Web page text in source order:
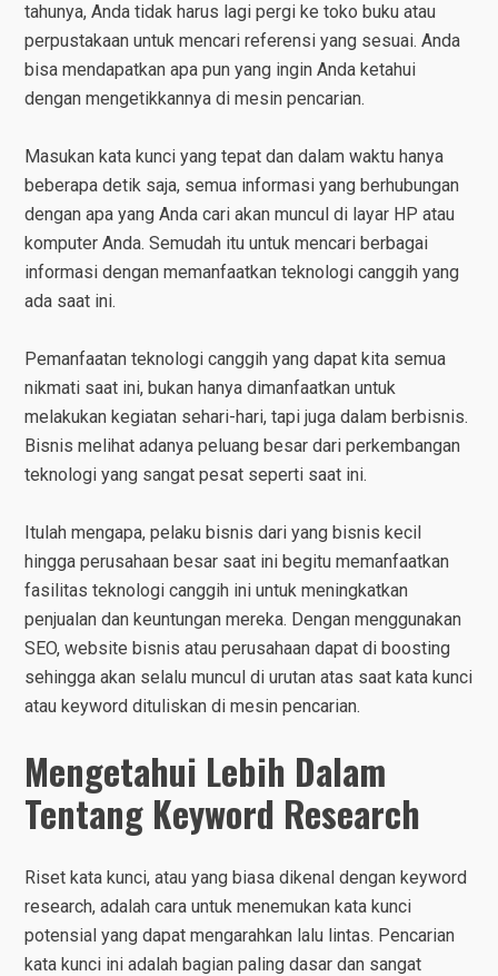
tahunya, Anda tidak harus lagi pergi ke toko buku atau
perpustakaan untuk mencari referensi yang sesuai. Anda
bisa mendapatkan apa pun yang ingin Anda ketahui
dengan mengetikkannya di mesin pencarian.
Masukan kata kunci yang tepat dan dalam waktu hanya
beberapa detik saja, semua informasi yang berhubungan
dengan apa yang Anda cari akan muncul di layar HP atau
komputer Anda. Semudah itu untuk mencari berbagai
informasi dengan memanfaatkan teknologi canggih yang
ada saat ini.
Pemanfaatan teknologi canggih yang dapat kita semua
nikmati saat ini, bukan hanya dimanfaatkan untuk
melakukan kegiatan sehari-hari, tapi juga dalam berbisnis.
Bisnis melihat adanya peluang besar dari perkembangan
teknologi yang sangat pesat seperti saat ini.
Itulah mengapa, pelaku bisnis dari yang bisnis kecil
hingga perusahaan besar saat ini begitu memanfaatkan
fasilitas teknologi canggih ini untuk meningkatkan
penjualan dan keuntungan mereka. Dengan menggunakan
SEO, website bisnis atau perusahaan dapat di boosting
sehingga akan selalu muncul di urutan atas saat kata kunci
atau keyword dituliskan di mesin pencarian.
Mengetahui Lebih Dalam
Tentang Keyword Research
Riset kata kunci, atau yang biasa dikenal dengan keyword
research, adalah cara untuk menemukan kata kunci
potensial yang dapat mengarahkan lalu lintas. Pencarian
kata kunci ini adalah bagian paling dasar dan sangat